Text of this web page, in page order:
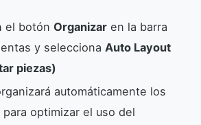
el botón Organizar en la barra
y selecciona Auto Layout
piezas)
automáticamente los
optimizar el uso del